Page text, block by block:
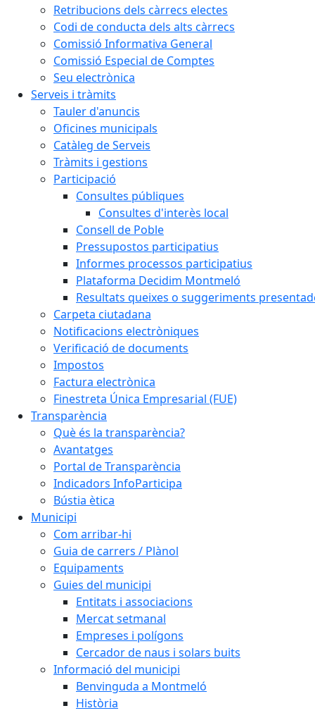
Retribucions dels càrrecs electes
Codi de conducta dels alts càrrecs
Comissió Informativa General
Comissió Especial de Comptes
Seu electrònica
Serveis i tràmits
Tauler d'anuncis
Oficines municipals
Catàleg de Serveis
Tràmits i gestions
Participació
Consultes públiques
Consultes d'interès local
Consell de Poble
Pressupostos participatius
Informes processos participatius
Plataforma Decidim Montmeló
Resultats queixes o suggeriments
Carpeta ciutadana
Notificacions electròniques
Verificació de documents
Impostos
Factura electrònica
Finestreta Única Empresarial (FUE)
Transparència
Què és la transparència?
Avantatges
Portal de Transparència
Indicadors InfoParticipa
Bústia ètica
Municipi
Com arribar-hi
Guia de carrers / Plànol
Equipaments
Guies del municipi
Entitats i associacions
Mercat setmanal
Empreses i polígons
Cercador de naus i solars buits
Informació del municipi
Benvinguda a Montmeló
Història